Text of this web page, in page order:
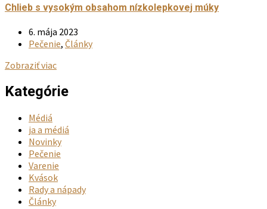
Chlieb s vysokým obsahom nízkolepkovej múky
6. mája 2023
Pečenie, Články
Zobraziť viac
Kategórie
Médiá
ja a médiá
Novinky
Pečenie
Varenie
Kvások
Rady a nápady
Články